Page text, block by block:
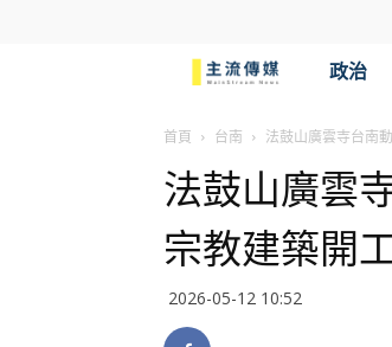
流
傳
媒
政治
首頁 台南 法鼓山廣雲寺台南
法鼓山廣雲
宗教建築開
2026-05-12 10:52